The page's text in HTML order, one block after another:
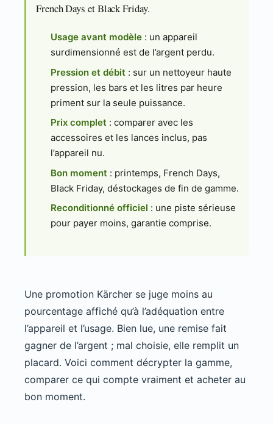
French Days et Black Friday.
Usage avant modèle : un appareil
surdimensionné est de l’argent perdu.
Pression et débit : sur un nettoyeur haute
pression, les bars et les litres par heure
priment sur la seule puissance.
Prix complet : comparer avec les
accessoires et les lances inclus, pas
l’appareil nu.
Bon moment : printemps, French Days,
Black Friday, déstockages de fin de gamme.
Reconditionné officiel : une piste sérieuse
pour payer moins, garantie comprise.
Une promotion Kärcher se juge moins au
pourcentage affiché qu’à l’adéquation entre
l’appareil et l’usage. Bien lue, une remise fait
gagner de l’argent ; mal choisie, elle remplit un
placard. Voici comment décrypter la gamme,
comparer ce qui compte vraiment et acheter au
bon moment.